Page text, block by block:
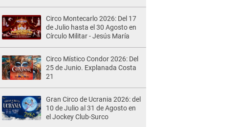
Circo Montecarlo 2026: Del 17
de Julio hasta el 30 Agosto en
Círculo Militar - Jesús María
Circo Místico Condor 2026: Del
25 de Junio. Explanada Costa
21
Gran Circo de Ucrania 2026: del
10 de Julio al 31 de Agosto en
el Jockey Club-Surco